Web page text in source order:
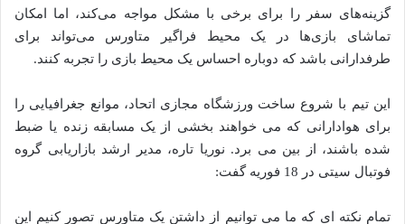
گزینه‌های سفر را برای برخی با مشکل مواجه می‌کند، اما امکان
تماشای بازی‌ها در یک محیط فراگیر متاورس می‌تواند برای
طرفدارانی باشد که دوباره احساس یک محیط بازی را تجربه کنند.
این تیم با شروع ساخت ورزشگاه مجازی اتحاد، موانع جغرافیایی را
برای هوادارانی که می خواهند بخشی از یک مسابقه زنده یا ضبط
شده باشند، از بین می برد. نوریا تاره، مدیر ارشد بازاریابی گروه
فوتبال سیتی در 18 فوریه گفت:
تمام نکته ای که ما می توانیم از داشتن یک متاورس تصور کنیم این